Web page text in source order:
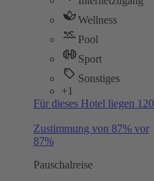
Wellness
Pool
Sport
Sonstiges
+1
Für dieses Hotel liegen
Zustimmung von 87% vor
87%
Pauschalreise